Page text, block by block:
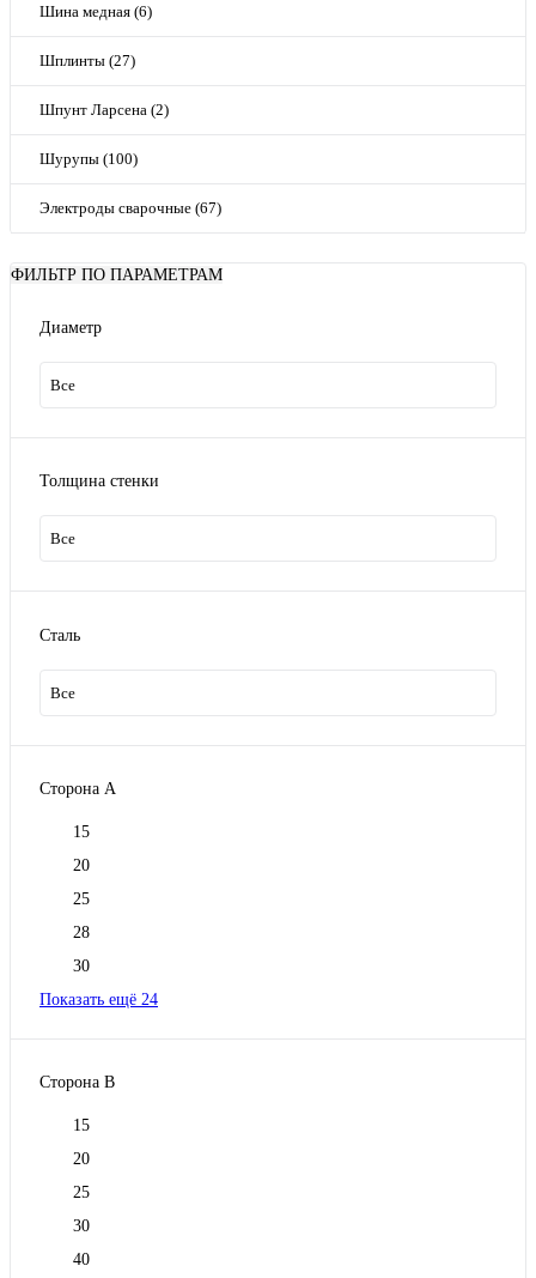
Шина медная (6)
Шплинты (27)
Шпунт Ларсена (2)
Шурупы (100)
Электроды сварочные (67)
ФИЛЬТР ПО ПАРАМЕТРАМ
Диаметр
Все
Толщина стенки
Все
Сталь
Все
Сторона А
15
20
25
28
30
Показать ещё 24
Сторона В
15
20
25
30
40